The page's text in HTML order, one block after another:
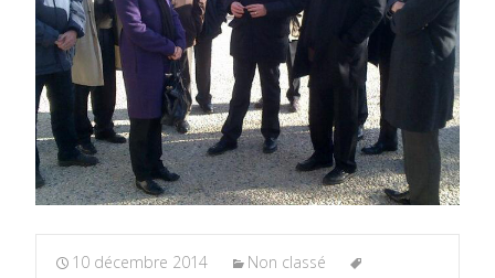
10 décembre 2014
Non classé